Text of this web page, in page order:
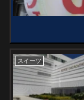
スイーツ